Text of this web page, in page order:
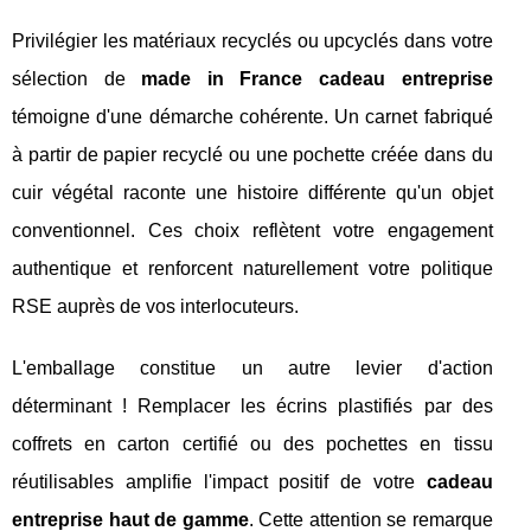
Privilégier les matériaux recyclés ou upcyclés dans votre
sélection de made in France cadeau entreprise
témoigne d'une démarche cohérente. Un carnet fabriqué
à partir de papier recyclé ou une pochette créée dans du
cuir végétal raconte une histoire différente qu'un objet
conventionnel. Ces choix reflètent votre engagement
authentique et renforcent naturellement votre politique
RSE auprès de vos interlocuteurs.
L'emballage constitue un autre levier d'action
déterminant ! Remplacer les écrins plastifiés par des
coffrets en carton certifié ou des pochettes en tissu
réutilisables amplifie l'impact positif de votre cadeau
entreprise haut de gamme. Cette attention se remarque